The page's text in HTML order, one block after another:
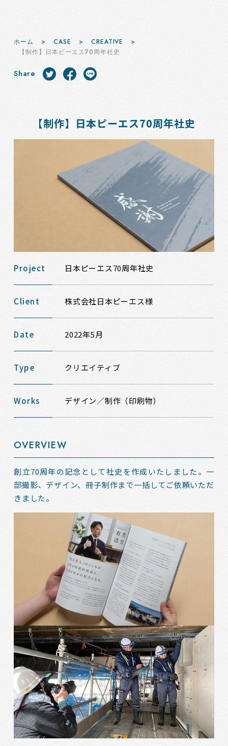
ホーム > CASE > CREATIVE
>
【制作】日本ピーエス70周年社史
Share
【制作】日本ピーエス70周年社史
Project 日本ピーエス70周年社史
Client 株式会社日本ピーエス様
Date 2022年5月
Type クリエイティブ
Works デザイン／制作（印刷物）
OVERVIEW
創立70周年の記念として社史を作成いたしました。一
部撮影、デザイン、冊子制作まで一括してご依頼いただ
きました。